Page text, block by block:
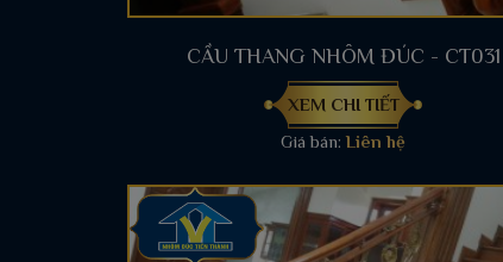
CẦU THANG NHÔM ĐÚC - CT031
XEM CHI TIẾT
Giá bán:Liên hệ